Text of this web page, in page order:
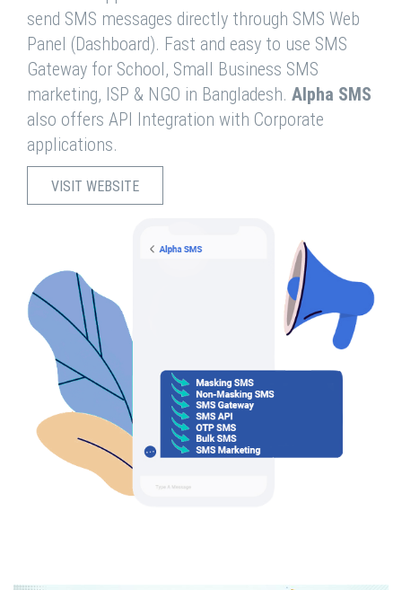
send SMS messages directly through SMS Web
Panel (Dashboard). Fast and easy to use SMS
Gateway for School, Small Business SMS
marketing, ISP & NGO in Bangladesh. Alpha SMS
also offers API Integration with Corporate
applications.
VISIT WEBSITE